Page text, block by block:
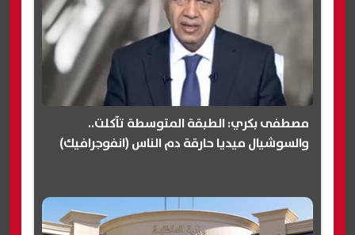
مصطفى بكري: الطبقة المتوسطة تآكلت..
والسوشيال ميديا حارقة دم الناس (انفوجرافيك)